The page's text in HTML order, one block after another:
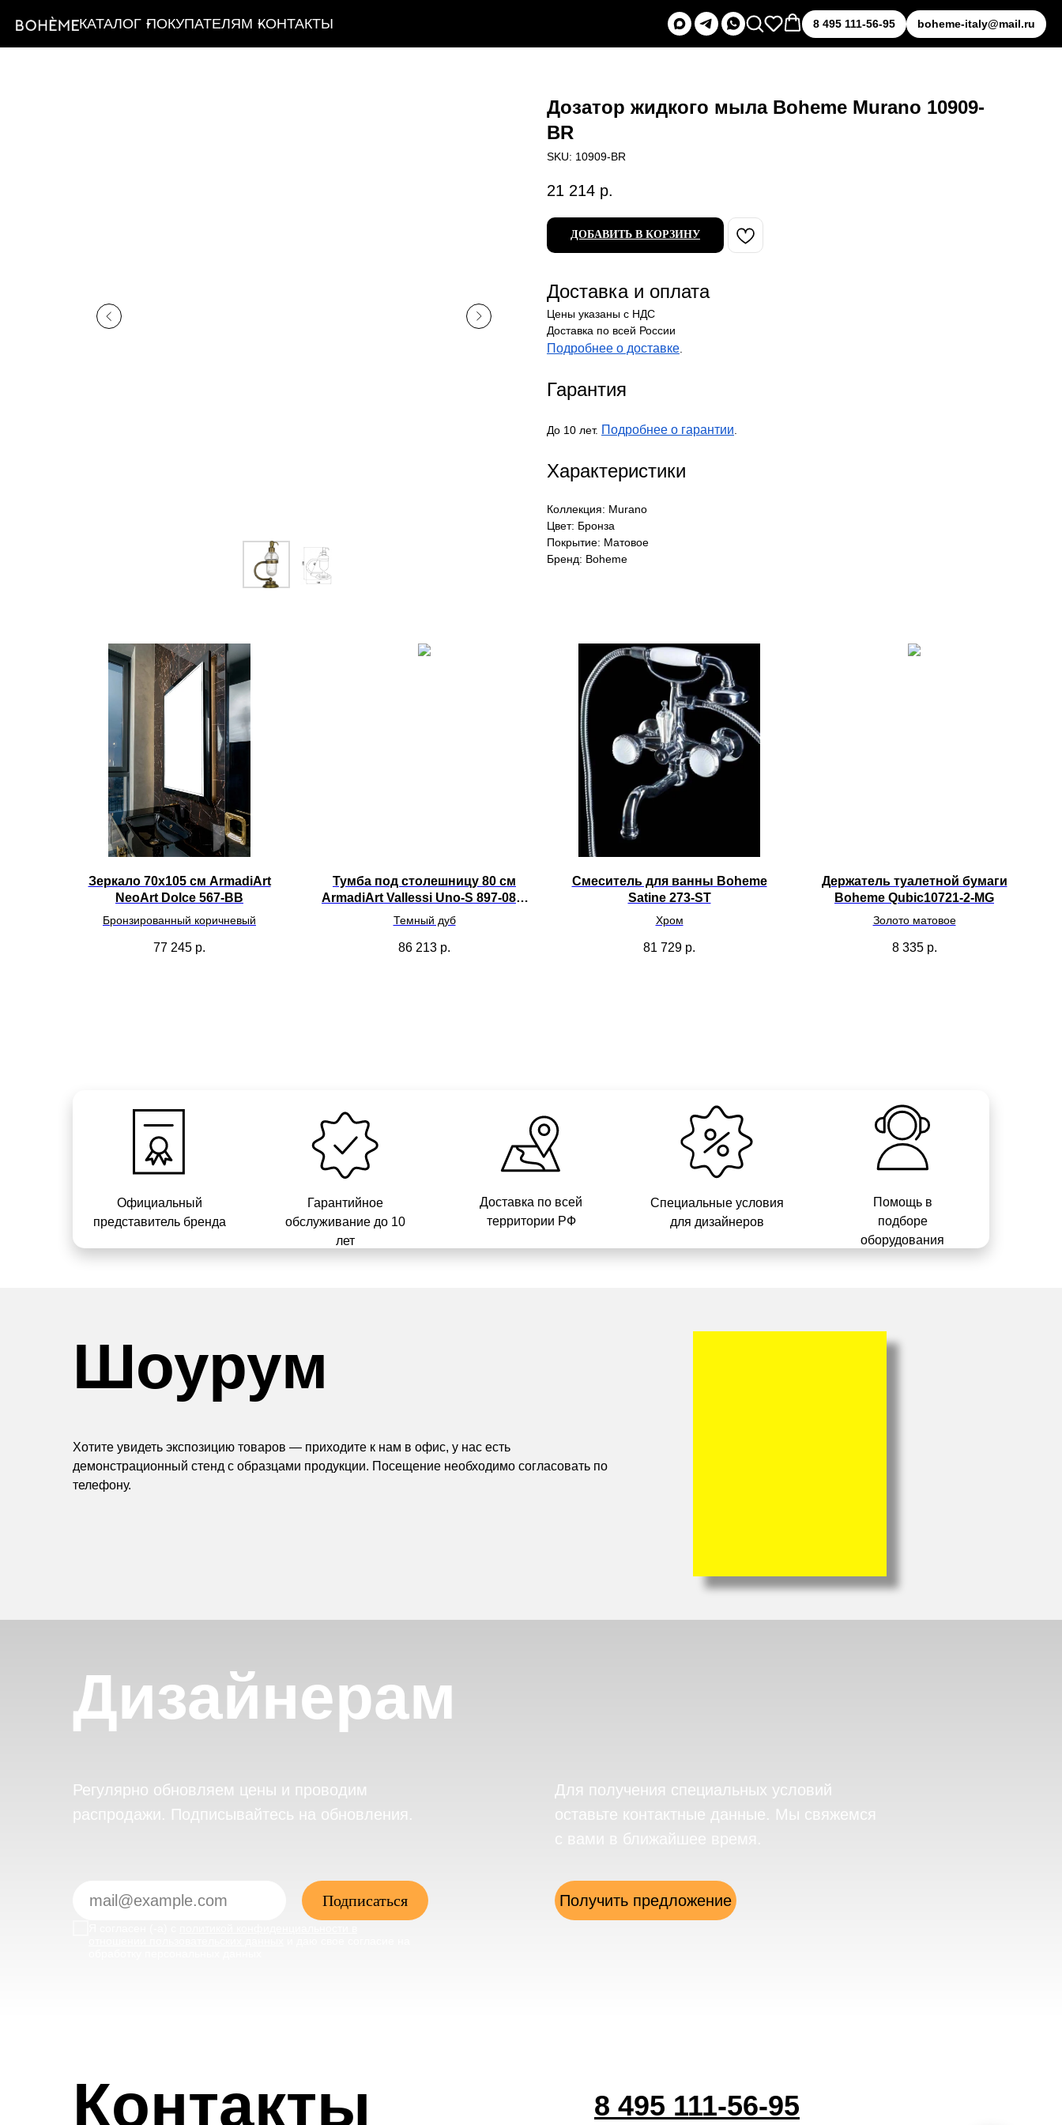
КАТАЛОГ ПОКУПАТЕЛЯМ КОНТАКТЫ 8 495 111-56-95 boheme-italy@mail.ru
Дозатор жидкого мыла Boheme Murano 10909-
BR
SKU: 10909-BR
21 214 р.
ДОБАВИТЬ В КОРЗИНУ
Доставка и оплата
Цены указаны с НДС
Доставка по всей России
Подробнее о доставке.
Гарантия
До 10 лет. Подробнее о гарантии.
Характеристики
Коллекция: Murano
Цвет: Бронза
Покрытие: Матовое
Бренд: Boheme
Зеркало 70х105 см ArmadiArt
NeoArt Dolce 567-BB
Бронзированный коричневый
77 245 р.
Тумба под столешницу 80 см
ArmadiArt Vallessi Uno-S 897-080-
Темный дуб
86 213 р.
Смеситель для ванны Boheme
Satine 273-ST
Хром
81 729 р.
Держатель туалетной бумаги
Boheme Qubic10721-2-MG
Золото матовое
8 335 р.
Официальный
представитель бренда
Доставка по всей
территории РФ
Гарантийное
обслуживание до 10
лет
Специальные условия
для дизайнеров
Помощь в
подборе
оборудования
Шоурум
Хотите увидеть экспозицию товаров — приходите к нам в офис, у нас есть
демонстрационный стенд с образцами продукции. Посещение необходимо согласовать по
телефону.
Дизайнерам
Регулярно обновляем цены и проводим
распродажи. Подписывайтесь на обновления.
Подписаться
Для получения специальных условий
оставьте контактные данные. Мы свяжемся
с вами в ближайшее время.
Получить предложение
Контакты 8 495 111-56-95